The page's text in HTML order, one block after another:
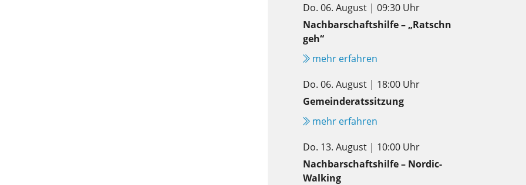
Do. 06. August | 09:30 Uhr
Nachbarschaftshilfe – „Ratschn
geh“
mehr erfahren
Do. 06. August | 18:00 Uhr
Gemeinderatssitzung
mehr erfahren
Do. 13. August | 10:00 Uhr
Nachbarschaftshilfe – Nordic-
Walking